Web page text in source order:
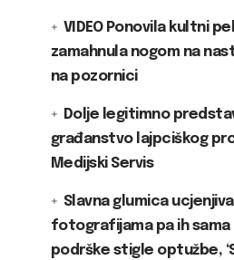
VIDEO Ponovila kultni
zamahnula nogom na
na pozornici
Dolje legitimno
građanstvo lajpciškog
Medijski Servis
Slavna glumica
fotografijama pa ih sama
podrške stigle optužbe,